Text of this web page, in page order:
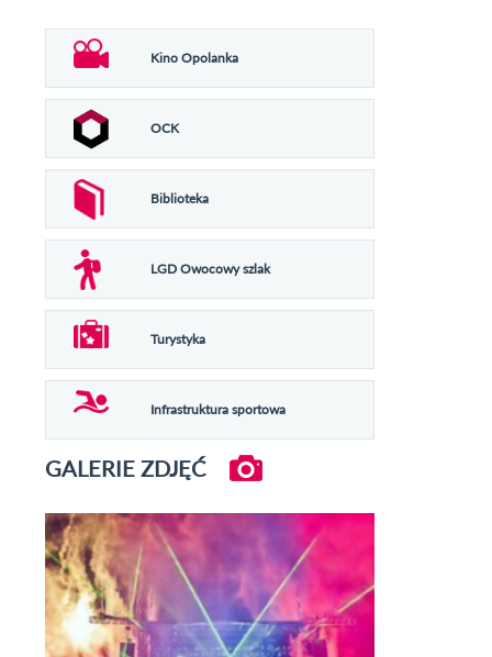
Kino Opolanka
OCK
Biblioteka
LGD Owocowy szlak
Turystyka
Infrastruktura sportowa
GALERIE ZDJĘĆ